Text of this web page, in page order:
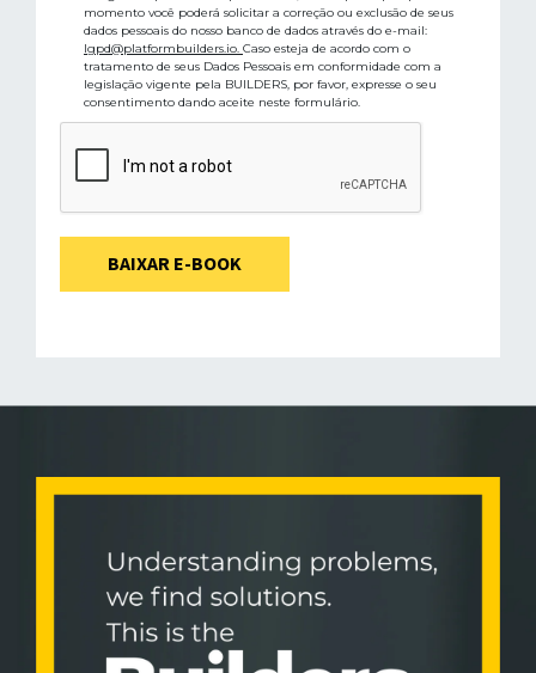
momento você poderá solicitar a correção ou exclusão de seus
dados pessoais do nosso banco de dados através do e-mail:
lgpd@platformbuilders.io. Caso esteja de acordo com o
tratamento de seus Dados Pessoais em conformidade com a
legislação vigente pela BUILDERS, por favor, expresse o seu
consentimento dando aceite neste formulário.